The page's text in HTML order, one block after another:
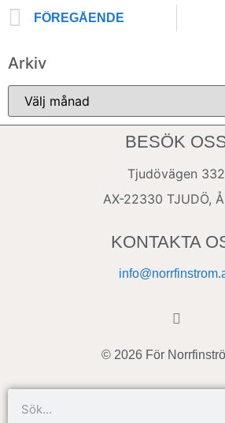
FÖREGÅENDE
Arkiv
BESÖK
Tjudövägen 332
AX-22330 TJUDÖ,
KONTAKTA
© 2026 För